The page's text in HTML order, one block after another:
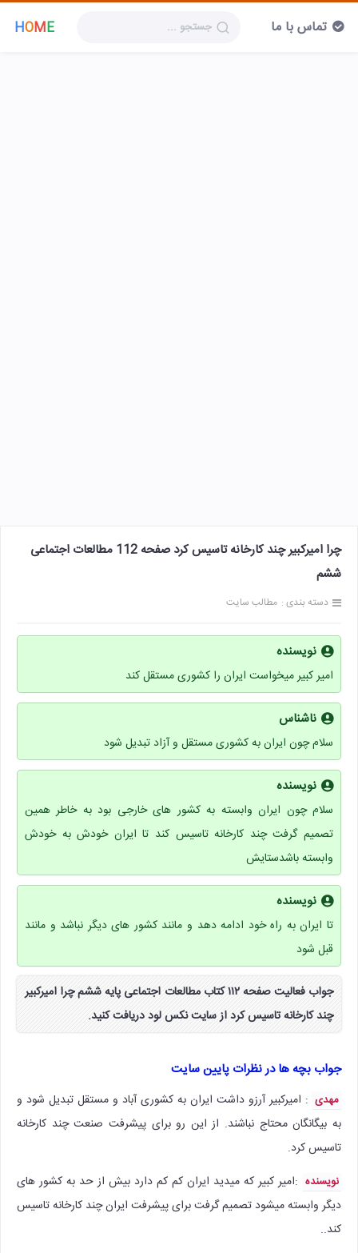
HOME تماس با ما
چرا امیرکبیر چند کارخانه تاسیس کرد صفحه 112 مطالعات اجتماعی
ششم
دسته بندی : مطالب سایت
نویسنده
امیر کبیر میخواست ایران را کشوری مستقل کند
ناشناس
سلام چون ایران به کشوری مستقل و آزاد تبدیل شود
نویسنده
سلام چون ایران وابسته به کشور های خارجی بود به خاطر همین
تصمیم گرفت چند کارخانه تاسیس کند تا ایران خودش به خودش
وابسته باشدستایش
نویسنده
تا ایران به راه خود ادامه دهد و مانند کشور های دیگر نباشد و مانند
قبل شود
جواب فعالیت صفحه ۱۱۲ کتاب مطالعات اجتماعی پایه ششم چرا امیرکبیر
چند کارخانه تاسیس کرد از سایت نکس لود دریافت کنید.
جواب بچه ها در نظرات پایین سایت
مهدی : امیرکبیر آرزو داشت ایران به کشوری آباد و مستقل تبدیل شود و
به بیگانگان محتاج نباشند. از این رو برای پیشرفت صنعت چند کارخانه
تاسیس کرد.
نویسنده :‌امیر کبیر که میدید ایران کم کم دارد بیش از حد به کشور های
دیگر وابسته میشود تصمیم گرفت برای پیشرفت ایران چند کارخانه تاسیس
کند..